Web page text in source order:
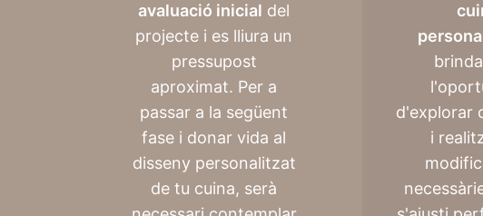
avaluació inicial del
projecte i es lliura un
pressupost
aproximat. Per a
passar a la següent
fase i donar vida al
disseny personalitzat
de tu cuina, serà
d'explorar
i